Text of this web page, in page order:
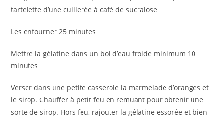
tartelette d’une cuillerée à café de sucralose
Les enfourner 25 minutes
Mettre la gélatine dans un bol d’eau froide minimum 10
minutes
Verser dans une petite casserole la marmelade d’oranges et
le sirop. Chauffer à petit feu en remuant pour obtenir une
sorte de sirop. Hors feu, rajouter la gélatine essorée et bien